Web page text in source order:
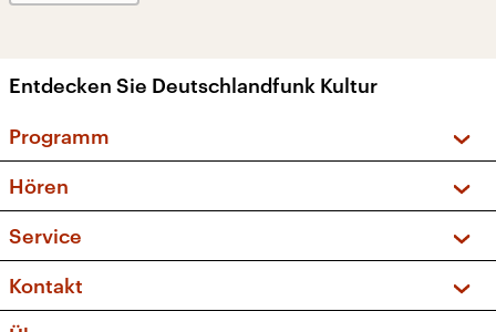
Entdecken Sie Deutschlandfunk Kultur
Programm
Sendungen und Podcasts
Musikliste
Kakadu – Das Kinderprogramm
Hören
Frequenzen (UKW + DAB+)
Service
FAQ
Apps
Kontakt